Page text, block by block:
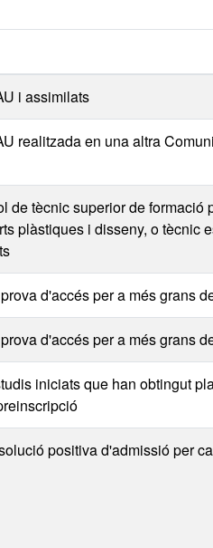
i assimilats
realitzada en una altra
de tècnic superior de formació
plàstiques i disseny, o tècnic
d'accés per a més grans
d'accés per a més grans
iniciats que han obtingut
positiva d'admissió per